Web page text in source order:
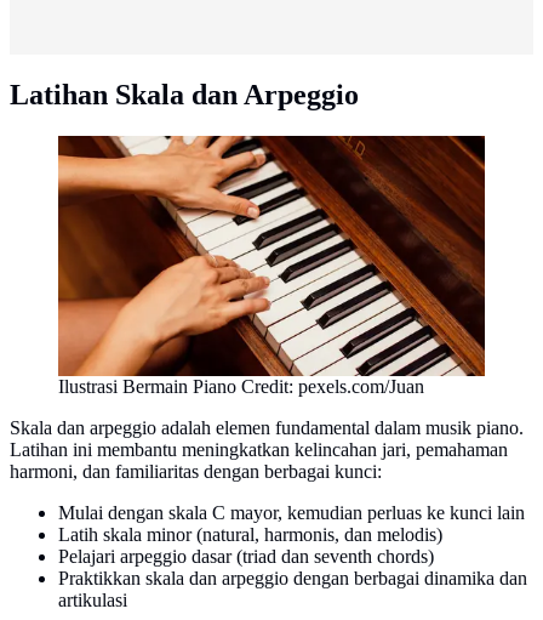
Latihan Skala dan Arpeggio
Ilustrasi Bermain Piano Credit: pexels.com/Juan
Skala dan arpeggio adalah elemen fundamental dalam musik piano.
Latihan ini membantu meningkatkan kelincahan jari, pemahaman
harmoni, dan familiaritas dengan berbagai kunci:
Mulai dengan skala C mayor, kemudian perluas ke kunci lain
Latih skala minor (natural, harmonis, dan melodis)
Pelajari arpeggio dasar (triad dan seventh chords)
Praktikkan skala dan arpeggio dengan berbagai dinamika dan
artikulasi